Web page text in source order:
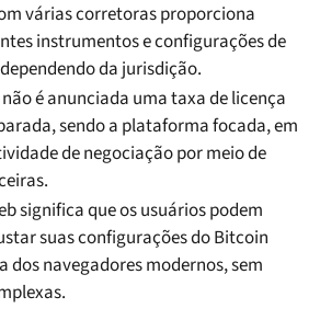
várias corretoras proporciona
instrumentos e configurações de
da jurisdição.
é anunciada uma taxa de licença
sendo a plataforma focada, em
de negociação por meio de
significa que os usuários podem
suas configurações do Bitcoin
dos navegadores modernos, sem